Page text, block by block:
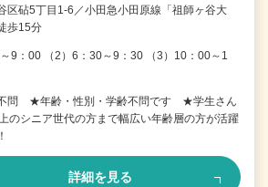
区砧5丁目1-6／小田急小田原線「祖師ヶ谷大
歩15分
～9：00 （2）6：30～9：30 （3）10：00～1
問 ★年齢・性別・学齢不問です ★学生さん
のシニア世代の方まで幅広い年齢層の方が活躍
詳細を見る